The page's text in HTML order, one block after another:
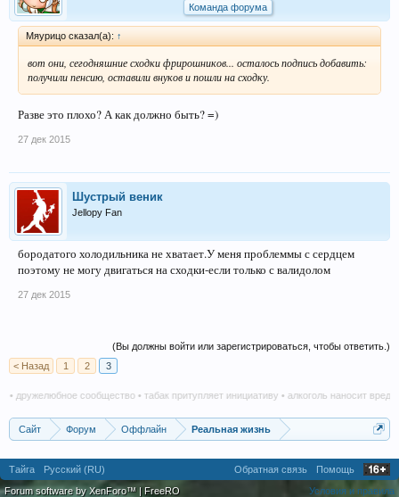
Команда форума
Мяурицо сказал(а): ↑
вот они, сегодняшние сходки фрирошников... осталось подпись добавить:
получили пенсию, оставили внуков и пошли на сходку.
Разве это плохо? А как должно быть? =)
27 дек 2015
Шустрый веник
Jellopy Fan
бородатого холодильника не хватает.У меня проблеммы с сердцем
поэтому не могу двигаться на сходки-если только с валидолом
27 дек 2015
(Вы должны войти или зарегистрироваться, чтобы ответить.)
< Назад
1 2 3
сообщество • табак притупляет инициативу • алкоголь наносит вред в
Сайт Форум Оффлайн Реальная жизнь
Тайга Русский (RU) Обратная связь
Помощь
Условия и правила
Forum software by XenForo™ | FreeRO